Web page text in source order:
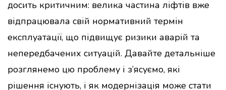
досить критичним: велика частина ліфтів вже
відпрацювала свій нормативний термін
експлуатації, що підвищує ризики аварій та
непередбачених ситуацій. Давайте детальніше
розглянемо цю проблему і з’ясуємо, які
рішення існують, і як модернізація може стати